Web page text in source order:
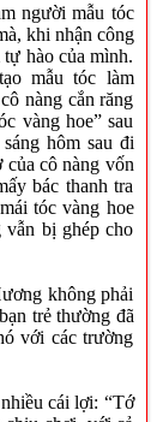
người mẫu tóc
khi nhận công
hào của mình.
mẫu tóc làm
nàng cắn răng
vàng hoe” sau
hôm sau đi
của cô nàng vốn
bác thanh tra
tóc vàng hoe
vẫn bị ghép cho
không phải
trẻ thường đã
với các trường
cái lợi: “Tớ